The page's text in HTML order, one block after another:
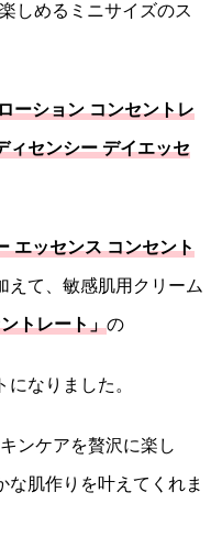
しめるミニサイズのス
ーション コンセントレ
ィセンシー デイエッセ
エッセンス コンセント
えて、敏感肌用クリーム
トレート」の
なりました。
ンケアを贅沢に楽し
肌作りを叶えてくれま